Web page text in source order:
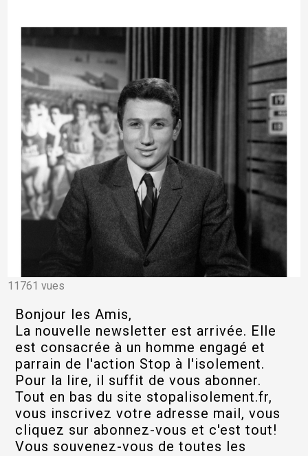
11761 vues
Bonjour les Amis,
La nouvelle newsletter est arrivée. Elle
est consacrée à un homme engagé et
parrain de l'action Stop à l'isolement.
Pour la lire, il suffit de vous abonner.
Tout en bas du site stopalisolement.fr,
vous inscrivez votre adresse mail, vous
cliquez sur abonnez-vous et c'est tout!
Vous souvenez-vous de toutes les